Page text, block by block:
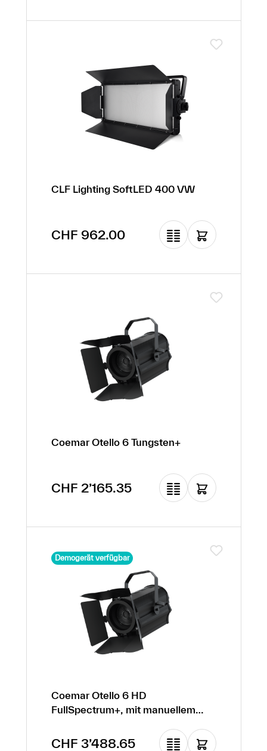
CLF Lighting SoftLED 400 VW
Regulärer Preis:
CHF 962.00
Coemar Otello 6 Tungsten+
Regulärer Preis:
CHF 2’165.35
Demogerät verfügbar
Coemar Otello 6 HD
FullSpectrum+, mit manuellem
Regulärer Preis:
CHF 3’488.65